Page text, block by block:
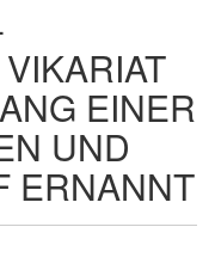
EINER
UND
ERNANNT